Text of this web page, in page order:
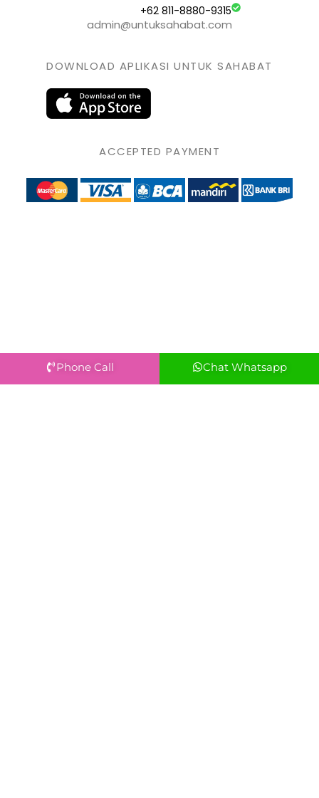
+62 811-8880-9315
admin@untuksahabat.com
DOWNLOAD APLIKASI UNTUK SAHABAT
ACCEPTED PAYMENT
Phone Call Chat Whatsapp